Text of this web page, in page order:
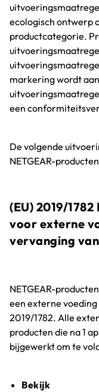
ecologisch ontwerp
productcategorie.
markering wordt
een
De volgende
NETGEAR-
(EU) 2019/
voor externe
vervanging
NETGEAR-
een externe
2019/1782. Alle
producten die na 1
bijgewerkt om te
Bekijk